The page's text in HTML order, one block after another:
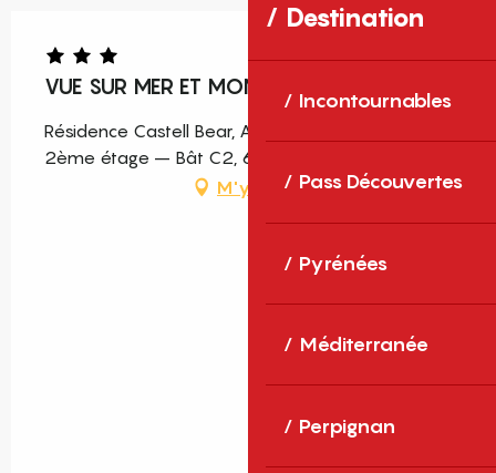
Destination
Incontournables
Pass Découvertes
Pyrénées
Méditerranée
Perpignan
VUE SUR MER ET MONTAGNE
Résidence Castell Bear, Appartement 221 –
2ème étage – Bât C2, 66650 Banyuls-sur-Mer
M'y rendre